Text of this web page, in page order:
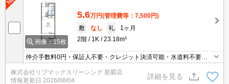
画像：15枚
5.6万円(管理費等：7,500円)
敷
なし 礼
1ヶ月
2階
1K 23.18m²
仲介手数料0円・保証人不要・クレジット決済可能・水道料不要・
人気の家具家電付き物件です(^^)/
株式会社リブマックスリーシング 那覇店
情報更新日 2026/08/04
詳細を見る